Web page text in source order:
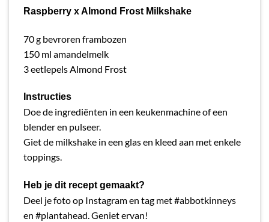
Raspberry x Almond Frost Milkshake
70 g bevroren frambozen
150 ml amandelmelk
3 eetlepels Almond Frost
Instructies
Doe de ingrediënten in een keukenmachine of een
blender en pulseer.
Giet de milkshake in een glas en kleed aan met enkele
toppings.
Heb je dit recept gemaakt?
Deel je foto op Instagram en tag met #abbotkinneys
en #plantahead.Geniet ervan!